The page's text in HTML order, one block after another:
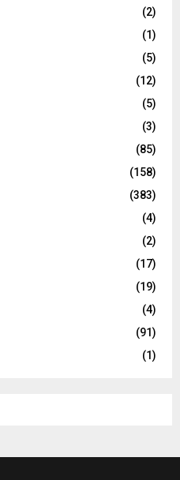
(2)
(1)
(5)
(12)
(5)
(3)
(85)
(158)
(383)
(4)
(2)
(17)
(19)
(4)
(91)
(1)